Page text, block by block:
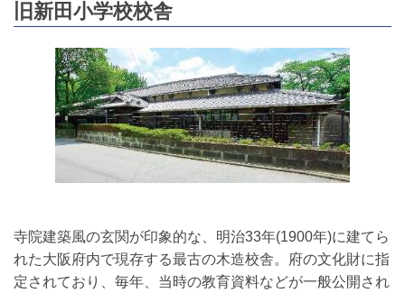
旧新田小学校校舎
寺院建築風の玄関が印象的な、明治33年(1900年)に建てら
れた大阪府内で現存する最古の木造校舎。府の文化財に指
定されており、毎年、当時の教育資料などが一般公開され